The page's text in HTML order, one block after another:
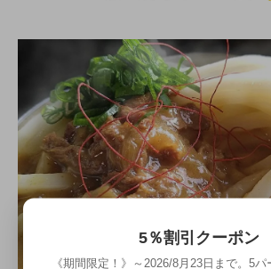
5％割引クーポン
《期間限定！》～2026/8月23日まで。5